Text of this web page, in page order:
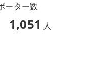
ーター数
1,051 人